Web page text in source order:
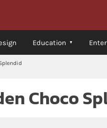
Education
Choco